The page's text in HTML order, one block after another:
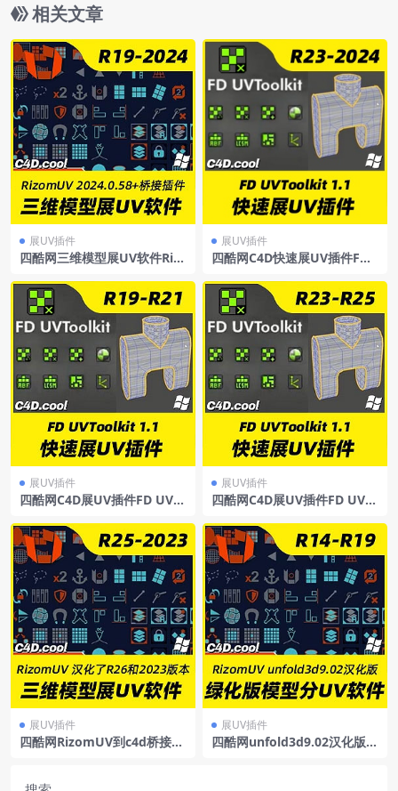
相关文章
展UV插件
四酷网三维模型展UV软件Riz
Win+C4D桥接插件
展UV插件
四酷网C4D快速展UV插件FD
024
展UV插件
四酷网C4D展UV插件FD UVT
持R19-R21
展UV插件
四酷网C4D展UV插件FD UVT
持FD UVToolkit1.1支持R23/
R24/R25
展UV插件
四酷网RizomUV到c4d桥接展
（汉化了26和2023版）
展UV插件
四酷网unfold3d9.02汉化版单